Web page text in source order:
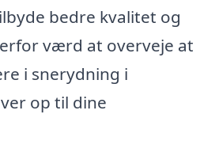
bedre kvalitet og
værd at overveje at
i snerydning i
op til dine